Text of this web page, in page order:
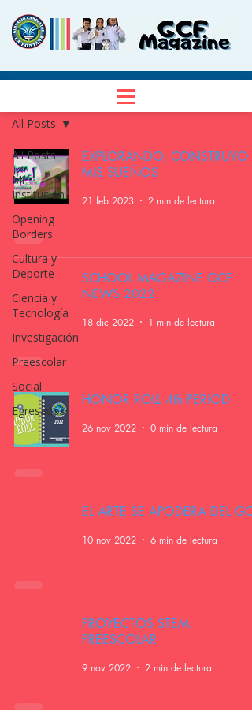
All Posts
Mi
Institución
Opening
Borders
Cultura y
Deporte
Ciencia y
Tecnología
Investigación
Preescolar
Social
Egresados
All Posts
EXPLORANDO, CONSTRUYO
MIS SUEÑOS
21 feb 2023 2 min de lectura
SCHOOL MAGAZINE GCF
NEWS 2022
18 dic 2022 1 min de lectura
HONOR ROLL 4th PERIOD
26 nov 2022 0 min de lectura
EL ARTE SE APODERA DEL GCF
10 nov 2022 6 min de lectura
PROYECTOS STEM:
PREESCOLAR
9 nov 2022 2 min de lectura